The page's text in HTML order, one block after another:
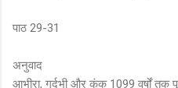
पाठ 29-31
अनुवाद
आभीरा, गर्दभी और कंक 1099 वर्षों तक